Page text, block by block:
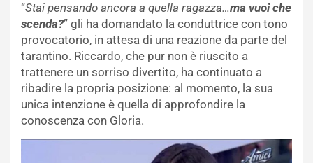
“Stai pensando ancora a quella ragazza…ma vuoi che
scenda?” gli ha domandato la conduttrice con tono
provocatorio, in attesa di una reazione da parte del
tarantino. Riccardo, che pur non è riuscito a
trattenere un sorriso divertito, ha continuato a
ribadire la propria posizione: al momento, la sua
unica intenzione è quella di approfondire la
conoscenza con Gloria.